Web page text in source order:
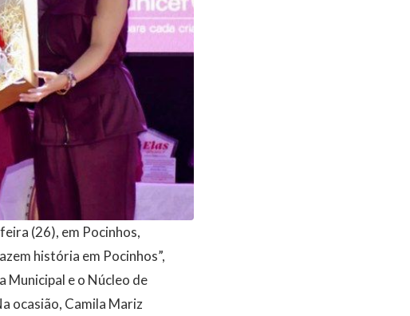
(26), em Pocinhos,
história em Pocinhos”,
e o Núcleo de
ocasião, Camila Mariz